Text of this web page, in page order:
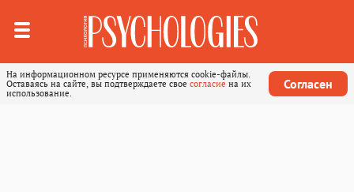
На информационном ресурсе применяются cookie-файлы.
Оставаясь на сайте, вы подтверждаете свое согласие на их
использование.
Согласен